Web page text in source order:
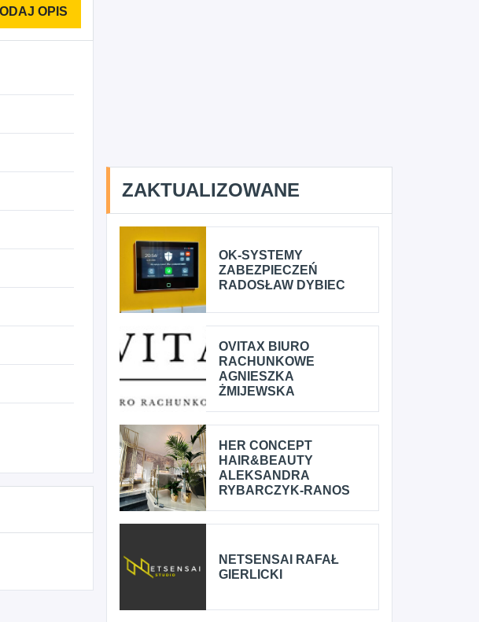
ZAKTUALIZOWANE
OK-SYSTEMY
ZABEZPIECZEŃ
RADOSŁAW DYBIEC
OVITAX BIURO
RACHUNKOWE
AGNIESZKA
ŻMIJEWSKA
HER CONCEPT
HAIR&BEAUTY
ALEKSANDRA
RYBARCZYK-RANOS
NETSENSAI RAFAŁ
GIERLICKI